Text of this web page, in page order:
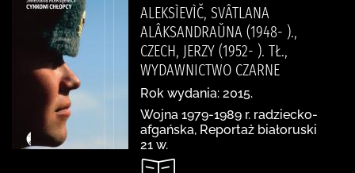
ALEKSÌEVÌČ, SVÂTLANA
ALÂKSANDRAŬNA (1948- ).,
CZECH, JERZY (1952- ). TŁ.,
WYDAWNICTWO CZARNE
Rok wydania: 2015.
Wojna 1979-1989 r. radziecko-
afgańska, Reportaż białoruski
21 w.